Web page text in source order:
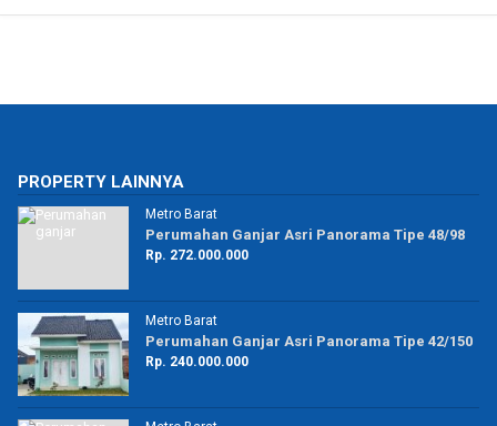
PROPERTY LAINNYA
Metro Barat
Perumahan Ganjar Asri Panorama Tipe 48/98
Rp. 272.000.000
Metro Barat
Perumahan Ganjar Asri Panorama Tipe 42/150
Rp. 240.000.000